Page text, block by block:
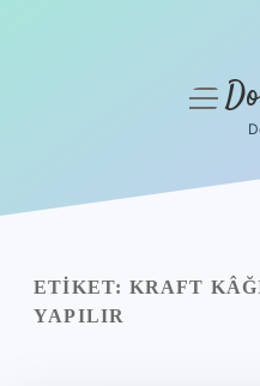
Yasal Uyarı
ETIKET: KRAFT
YAPILIR